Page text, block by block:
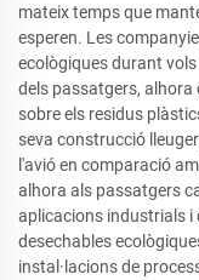
mateix temps que
esperen. Les
ecològiques durant
dels passatgers, alhora
sobre els residus
seva construcció
l'avió en comparació
alhora als passatgers
aplicacions industrials i
desechables
instal·lacions de